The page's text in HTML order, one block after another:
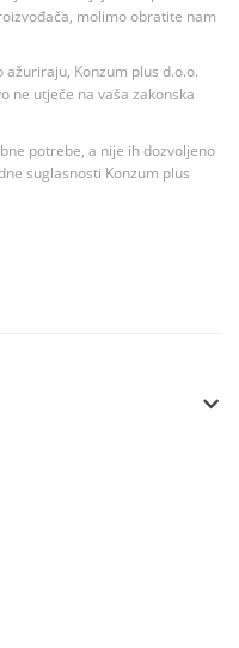
molimo obratite nam
Konzum plus d.o.o.
ne utječe na vaša zakonska
potrebe, a nije ih dozvoljeno
suglasnosti Konzum plus